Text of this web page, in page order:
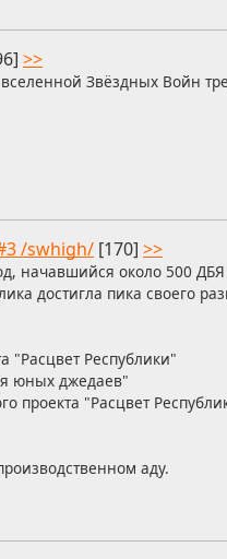
>>
Звёздных Войн
/swhigh/ [170] >>
начавшийся около 500
достигла пика своего
"Расцвет Республики"
юных джедаев"
проекта "Расцвет
аду.